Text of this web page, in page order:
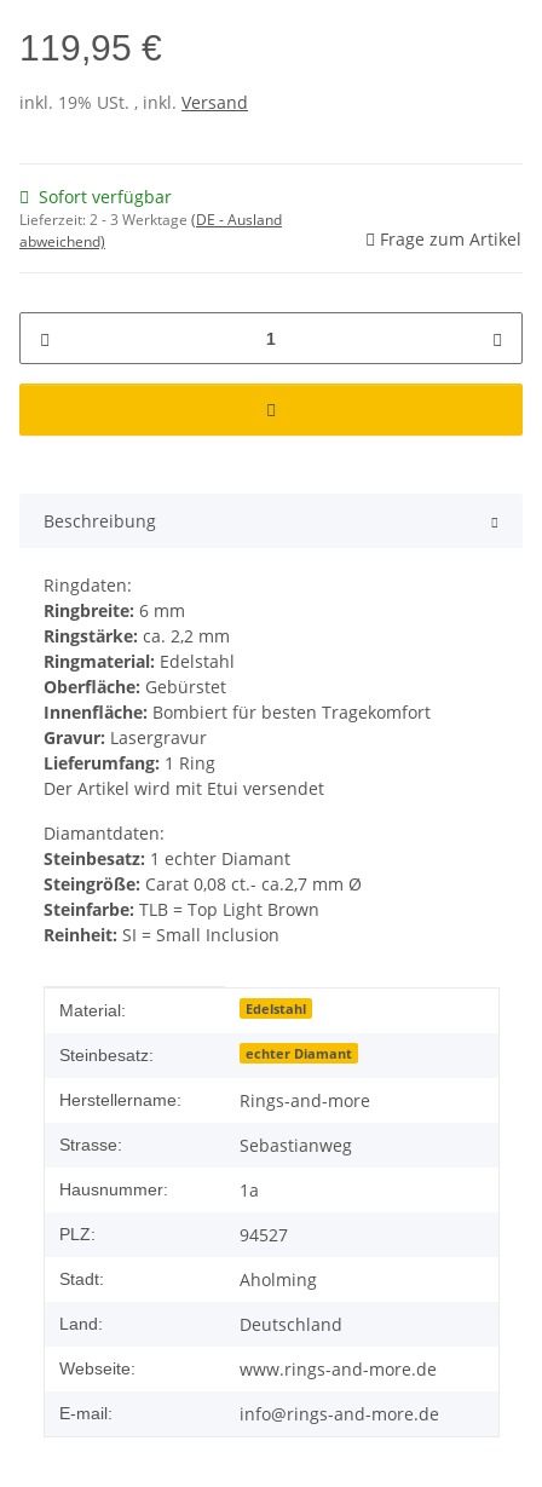
119,95 €
inkl. 19% USt. , inkl. Versand
Sofort verfügbar
Lieferzeit:2 - 3 Werktage (DE - Ausland
abweichend)
Frage zum Artikel
Beschreibung
Ringdaten:
Ringbreite: 6 mm
Ringstärke: ca. 2,2 mm
Ringmaterial: Edelstahl
Oberfläche: Gebürstet
Innenfläche: Bombiert für besten Tragekomfort
Gravur: Lasergravur
Lieferumfang: 1 Ring
Der Artikel wird mit Etui versendet
Diamantdaten:
Steinbesatz: 1 echter Diamant
Steingröße: Carat 0,08 ct.- ca.2,7 mm Ø
Steinfarbe: TLB = Top Light Brown
Reinheit: SI = Small Inclusion
Produkteigenschaft
Wert
Material: Edelstahl
Steinbesatz: echter Diamant
Herstellername: Rings-and-more
Strasse: Sebastianweg
Hausnummer: 1a
PLZ: 94527
Stadt: Aholming
Land: Deutschland
Webseite: www.rings-and-more.de
E-mail: info@rings-and-more.de